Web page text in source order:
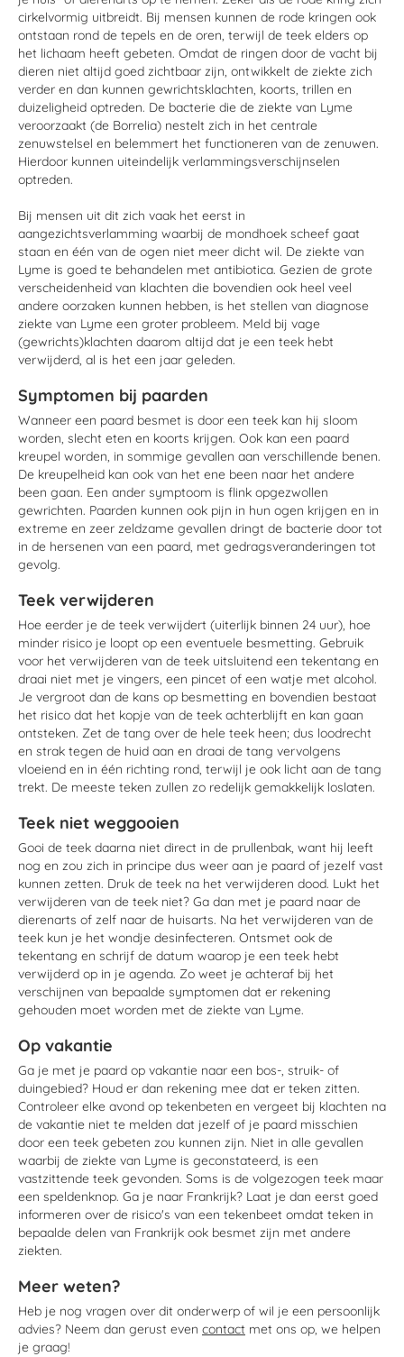
cirkelvormig uitbreidt. Bij mensen kunnen de rode kringen ook
ontstaan rond de tepels en de oren, terwijl de teek elders op
het lichaam heeft gebeten. Omdat de ringen door de vacht bij
dieren niet altijd goed zichtbaar zijn, ontwikkelt de ziekte zich
verder en dan kunnen gewrichtsklachten, koorts, trillen en
duizeligheid optreden. De bacterie die de ziekte van Lyme
veroorzaakt (de Borrelia) nestelt zich in het centrale
zenuwstelsel en belemmert het functioneren van de zenuwen.
Hierdoor kunnen uiteindelijk verlammingsverschijnselen
optreden.
Bij mensen uit dit zich vaak het eerst in
aangezichtsverlamming waarbij de mondhoek scheef gaat
staan en één van de ogen niet meer dicht wil. De ziekte van
Lyme is goed te behandelen met antibiotica. Gezien de grote
verscheidenheid van klachten die bovendien ook heel veel
andere oorzaken kunnen hebben, is het stellen van diagnose
ziekte van Lyme een groter probleem. Meld bij vage
(gewrichts)klachten daarom altijd dat je een teek hebt
verwijderd, al is het een jaar geleden.
Symptomen bij paarden
Wanneer een paard besmet is door een teek kan hij sloom
worden, slecht eten en koorts krijgen. Ook kan een paard
kreupel worden, in sommige gevallen aan verschillende benen.
De kreupelheid kan ook van het ene been naar het andere
been gaan. Een ander symptoom is flink opgezwollen
gewrichten. Paarden kunnen ook pijn in hun ogen krijgen en in
extreme en zeer zeldzame gevallen dringt de bacterie door tot
in de hersenen van een paard, met gedragsveranderingen tot
gevolg.
Teek verwijderen
Hoe eerder je de teek verwijdert (uiterlijk binnen 24 uur), hoe
minder risico je loopt op een eventuele besmetting. Gebruik
voor het verwijderen van de teek uitsluitend een tekentang en
draai niet met je vingers, een pincet of een watje met alcohol.
Je vergroot dan de kans op besmetting en bovendien bestaat
het risico dat het kopje van de teek achterblijft en kan gaan
ontsteken. Zet de tang over de hele teek heen; dus loodrecht
en strak tegen de huid aan en draai de tang vervolgens
vloeiend en in één richting rond, terwijl je ook licht aan de tang
trekt. De meeste teken zullen zo redelijk gemakkelijk loslaten.
Teek niet weggooien
Gooi de teek daarna niet direct in de prullenbak, want hij leeft
nog en zou zich in principe dus weer aan je paard of jezelf vast
kunnen zetten. Druk de teek na het verwijderen dood. Lukt het
verwijderen van de teek niet? Ga dan met je paard naar de
dierenarts of zelf naar de huisarts. Na het verwijderen van de
teek kun je het wondje desinfecteren. Ontsmet ook de
tekentang en schrijf de datum waarop je een teek hebt
verwijderd op in je agenda. Zo weet je achteraf bij het
verschijnen van bepaalde symptomen dat er rekening
gehouden moet worden met de ziekte van Lyme.
Op vakantie
Ga je met je paard op vakantie naar een bos-, struik- of
duingebied? Houd er dan rekening mee dat er teken zitten.
Controleer elke avond op tekenbeten en vergeet bij klachten na
de vakantie niet te melden dat jezelf of je paard misschien
door een teek gebeten zou kunnen zijn. Niet in alle gevallen
waarbij de ziekte van Lyme is geconstateerd, is een
vastzittende teek gevonden. Soms is de volgezogen teek maar
een speldenknop. Ga je naar Frankrijk? Laat je dan eerst goed
informeren over de risico's van een tekenbeet omdat teken in
bepaalde delen van Frankrijk ook besmet zijn met andere
ziekten.
Meer weten?
Heb je nog vragen over dit onderwerp of wil je een persoonlijk
advies? Neem dan gerust even contact met ons op, we helpen
je graag!